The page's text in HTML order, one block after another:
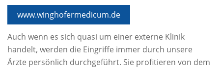
www.winghofermedicum.de
Auch wenn es sich quasi um einer externe Klinik
handelt, werden die Eingriffe immer durch unsere
Ärzte persönlich durchgeführt. Sie profitieren von dem